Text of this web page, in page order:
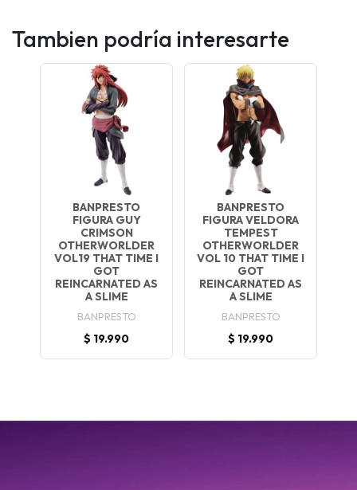
Tambien podría interesarte
BANPRESTO
FIGURA GUY
CRIMSON
OTHERWORLDER
VOL19 THAT TIME I
GOT
REINCARNATED AS
A SLIME
BANPRESTO
$ 19.990
BANPRESTO
FIGURA VELDORA
TEMPEST
OTHERWORLDER
VOL 10 THAT TIME I
GOT
REINCARNATED AS
A SLIME
BANPRESTO
$ 19.990